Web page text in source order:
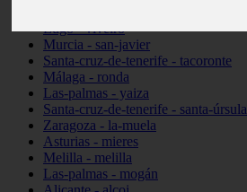
Lugo - viveiro
Murcia - san-javier
Santa-cruz-de-tenerife - tacoronte
Málaga - ronda
Las-palmas - yaiza
Santa-cruz-de-tenerife - santa-úrsula
Zaragoza - la-muela
Asturias - mieres
Melilla - melilla
Las-palmas - mogán